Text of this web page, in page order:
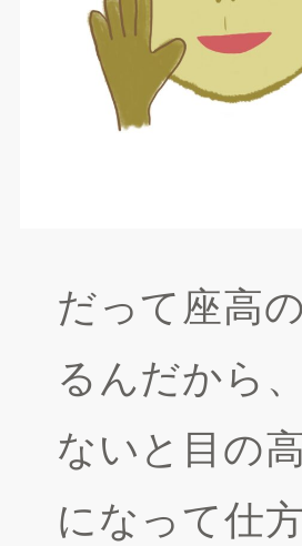
だって座高
るんだから
ないと目の
になって仕